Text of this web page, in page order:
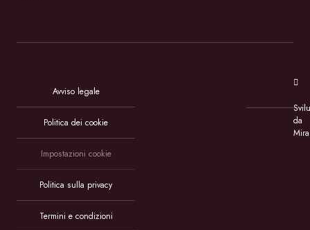
Avviso legale
Politica dei cookie
Impostazioni cookie
Politica sulla privacy
Termini e condizioni
da